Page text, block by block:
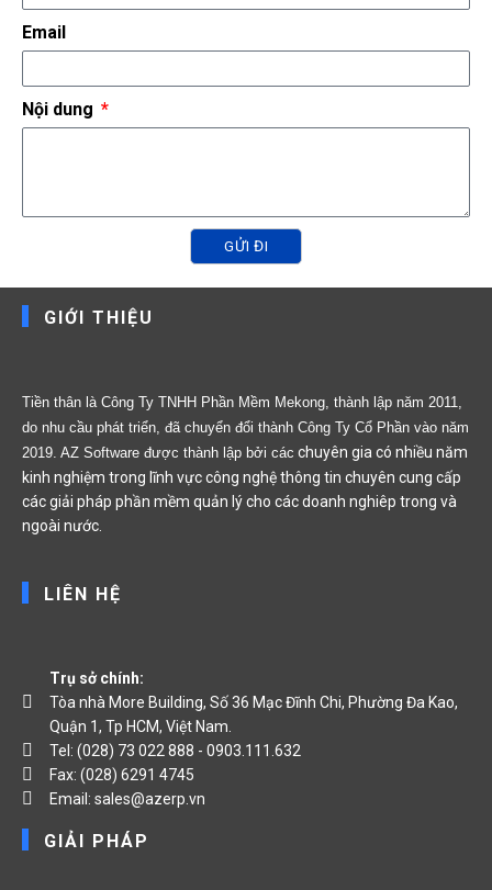
Email
Nội dung
GỬI ĐI
GIỚI THIỆU
Tiền thân là Công Ty TNHH Phần Mềm Mekong, thành lập năm 2011,
do nhu cầu phát triển, đã chuyển đổi thành Công Ty Cổ Phần vào năm
2019. AZ Software được thành lập bởi các chuyên gia có nhiều năm
kinh nghiệm trong lĩnh vực công nghệ thông tin chuyên cung cấp
các giải pháp phần mềm quản lý cho các doanh nghiêp trong và
ngoài nước.
LIÊN HỆ
Trụ sở chính:
Tòa nhà More Building, Số 36 Mạc Đĩnh Chi, Phường Đa Kao,
Quận 1, Tp HCM, Việt Nam.
Tel: (028) 73 022 888 - 0903.111.632
Fax: (028) 6291 4745
Email: sales@azerp.vn
GIẢI PHÁP